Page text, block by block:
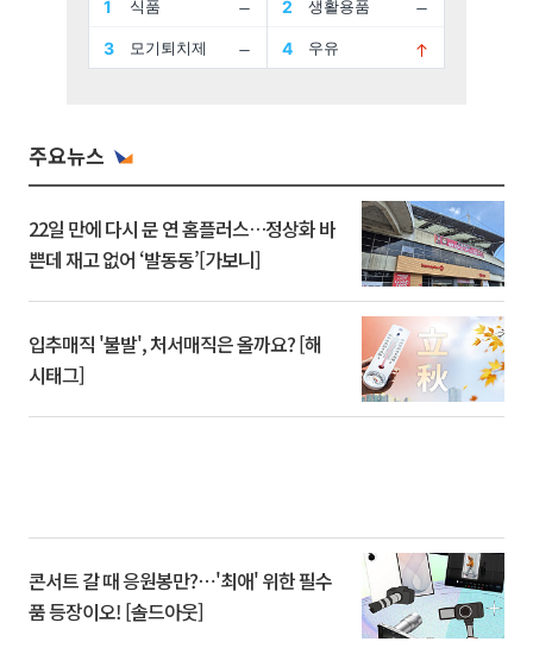
주요뉴스
22일 만에 다시 문 연 홈플러스…정상화 바
쁜데 재고 없어 ‘발동동’[가보니]
입추매직 '불발', 처서매직은 올까요? [해
시태그]
콘서트 갈 때 응원봉만?⋯'최애' 위한 필수
품 등장이오! [솔드아웃]